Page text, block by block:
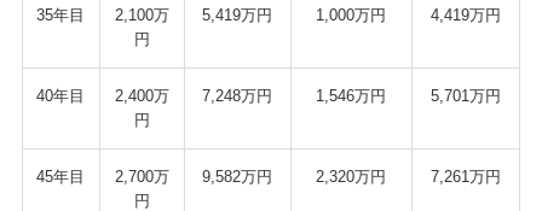
35年目
2,100万
円
5,419万円 1,000万円 4,419万円
40年目
2,400万
円
7,248万円 1,546万円 5,701万円
45年目
2,700万
円
9,582万円 2,320万円 7,261万円